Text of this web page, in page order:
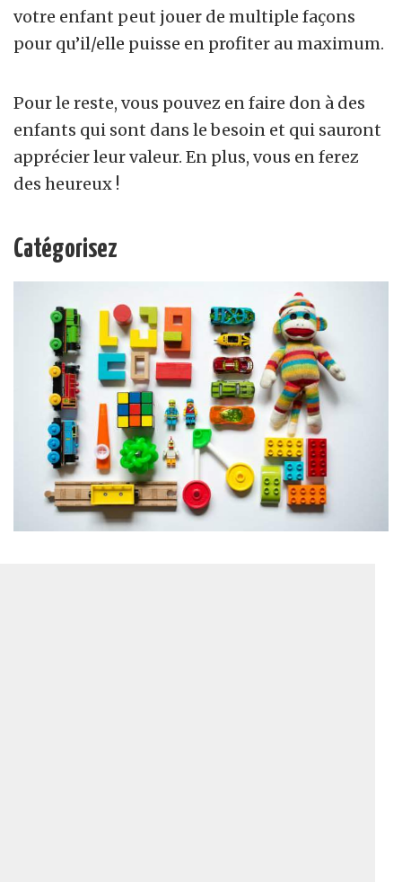
votre enfant peut jouer de multiple façons
pour qu’il/elle puisse en profiter au maximum.
Pour le reste, vous pouvez en faire don à des
enfants qui sont dans le besoin et qui sauront
apprécier leur valeur. En plus, vous en ferez
des heureux !
Catégorisez